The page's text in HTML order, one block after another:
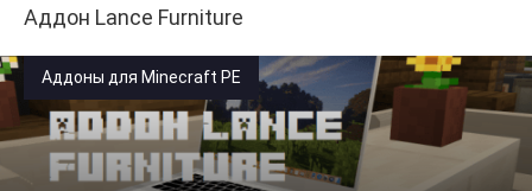
Аддон Lance Furniture
Аддоны для Minecraft PE